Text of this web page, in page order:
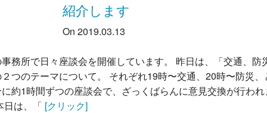
紹介します
On 2019.03.13
務所で日々座談会を開催しています。 昨日は、「交通、防
つのテーマについて。 それぞれ19時〜交通、20時〜防災、
約1時間ずつの座談会で、ざっくばらんに意見交換が行わ
日は、「 [クリック]